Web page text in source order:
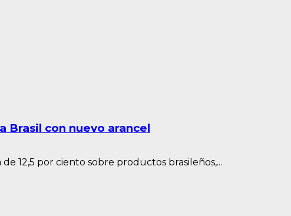
Brasil con nuevo arancel
12,5 por ciento sobre productos brasileños,...